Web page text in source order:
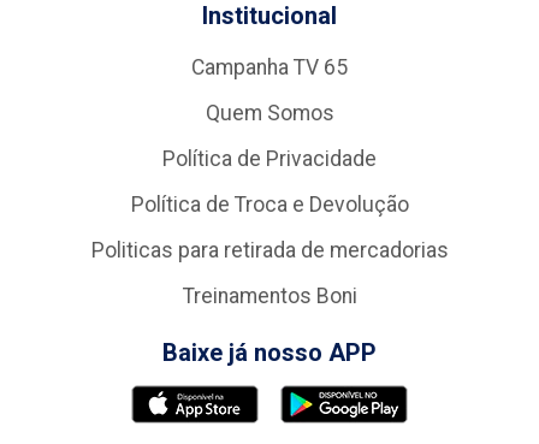
Institucional
Campanha TV 65
Quem Somos
Política de Privacidade
Política de Troca e Devolução
Politicas para retirada de mercadorias
Treinamentos Boni
Baixe já nosso APP